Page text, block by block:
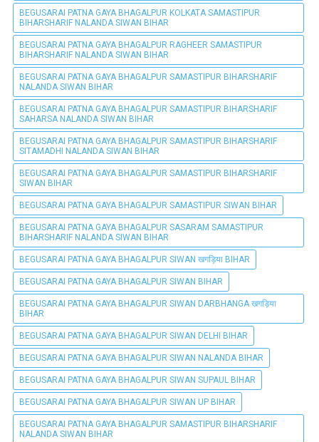
BEGUSARAI PATNA GAYA BHAGALPUR KOLKATA SAMASTIPUR
BIHARSHARIF NALANDA SIWAN BIHAR
BEGUSARAI PATNA GAYA BHAGALPUR RAGHEER SAMASTIPUR
BIHARSHARIF NALANDA SIWAN BIHAR
BEGUSARAI PATNA GAYA BHAGALPUR SAMASTIPUR BIHARSHARIF
NALANDA SIWAN BIHAR
BEGUSARAI PATNA GAYA BHAGALPUR SAMASTIPUR BIHARSHARIF
SAHARSA NALANDA SIWAN BIHAR
BEGUSARAI PATNA GAYA BHAGALPUR SAMASTIPUR BIHARSHARIF
SITAMADHI NALANDA SIWAN BIHAR
BEGUSARAI PATNA GAYA BHAGALPUR SAMASTIPUR BIHARSHARIF
SIWAN BIHAR
BEGUSARAI PATNA GAYA BHAGALPUR SAMASTIPUR SIWAN BIHAR
BEGUSARAI PATNA GAYA BHAGALPUR SASARAM SAMASTIPUR
BIHARSHARIF NALANDA SIWAN BIHAR
BEGUSARAI PATNA GAYA BHAGALPUR SIWAN खगड़िया BIHAR
BEGUSARAI PATNA GAYA BHAGALPUR SIWAN BIHAR
BEGUSARAI PATNA GAYA BHAGALPUR SIWAN DARBHANGA खगड़िया
BIHAR
BEGUSARAI PATNA GAYA BHAGALPUR SIWAN DELHI BIHAR
BEGUSARAI PATNA GAYA BHAGALPUR SIWAN NALANDA BIHAR
BEGUSARAI PATNA GAYA BHAGALPUR SIWAN SUPAUL BIHAR
BEGUSARAI PATNA GAYA BHAGALPUR SIWAN UP BIHAR
BEGUSARAI PATNA GAYA BHAGALPUR SAMASTIPUR BIHARSHARIF
NALANDA SIWAN BIHAR